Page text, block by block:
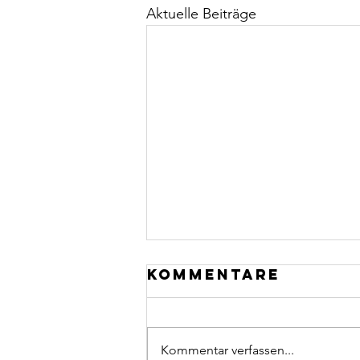
Aktuelle Beiträge
Kommentare
Kommentar verfassen...